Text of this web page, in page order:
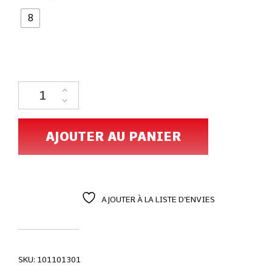
8
AJOUTER AU PANIER
AJOUTER À LA LISTE D’ENVIES
SKU: 101101301